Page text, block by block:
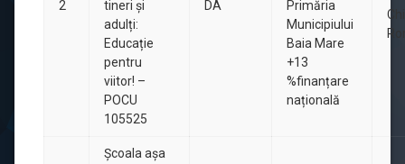
2
tineri și
adulți:
Educație
pentru
viitor! –
POCU
105525
DA
Primăria
Municipiului
Baia Mare
+13
%finanțare
națională
Școala așa